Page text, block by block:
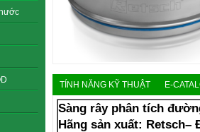
TÍNH NĂNG KỸ THUẬT E-
Sàng rây phân tích
Hãng sản xuất: Retsch–